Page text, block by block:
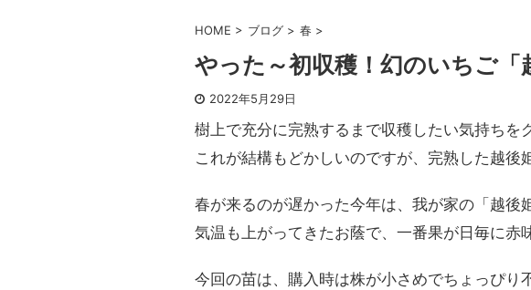
HOME > ブログ > 春 >
やった～初収穫！幻のいちご「
2022年5月29日
樹上で充分に完熟するまで収穫したい気持ちを
これが結構もどかしいのですが、完熟した越後
春が来るのが遅かった今年は、我が家の「越後
気温も上がってきたお蔭で、一番果が日毎に赤
今回の苗は、購入時は株が小さめでちょっぴ